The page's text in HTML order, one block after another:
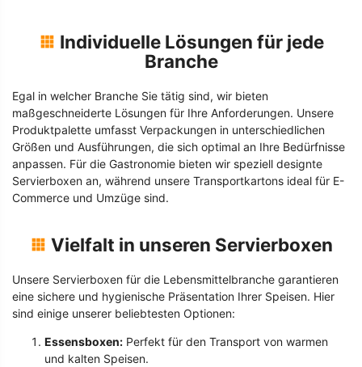
Individuelle Lösungen für jede
Branche
Egal in welcher Branche Sie tätig sind, wir bieten
maßgeschneiderte Lösungen für Ihre Anforderungen. Unsere
Produktpalette umfasst Verpackungen in unterschiedlichen
Größen und Ausführungen, die sich optimal an Ihre Bedürfnisse
anpassen. Für die Gastronomie bieten wir speziell designte
Servierboxen an, während unsere Transportkartons ideal für E-
Commerce und Umzüge sind.
Vielfalt in unseren Servierboxen
Unsere Servierboxen für die Lebensmittelbranche garantieren
eine sichere und hygienische Präsentation Ihrer Speisen. Hier
sind einige unserer beliebtesten Optionen:
Essensboxen:Perfekt für den Transport von warmen
und kalten Speisen.